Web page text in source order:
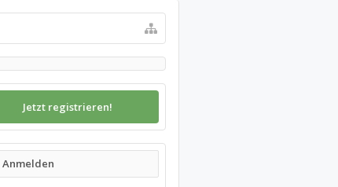
Jetzt registrieren!
Anmelden